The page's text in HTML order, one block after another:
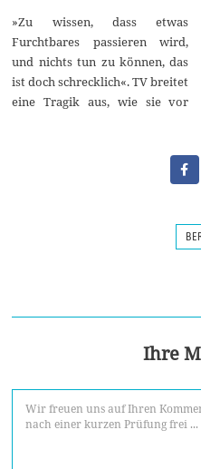
»Zu wissen, dass etwas
Furchtbares passieren wird,
und nichts tun zu können, das
ist doch schrecklich«. TV breitet
eine Tragik aus, wie sie vor
Ihre